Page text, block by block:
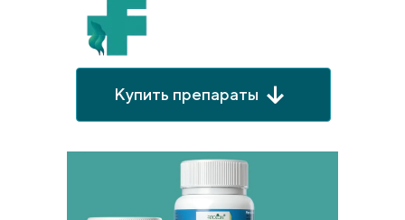
Купить препараты